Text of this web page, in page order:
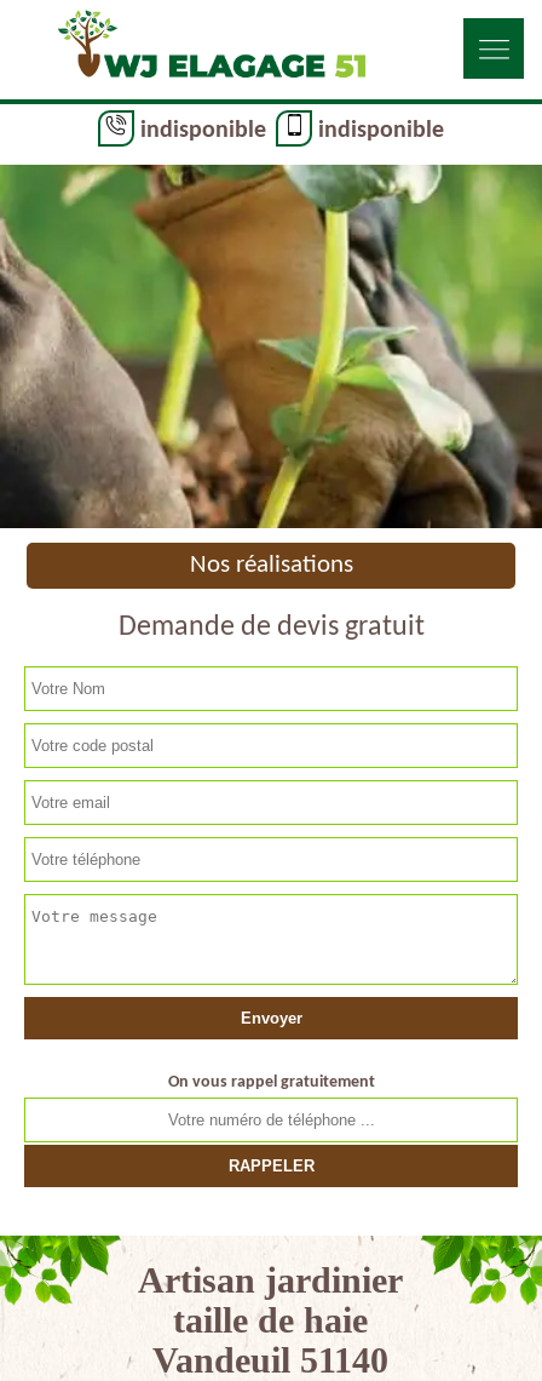
indisponible indisponible
Nos réalisations
Demande de devis gratuit
On vous rappel gratuitement
Artisan jardinier
taille de haie
Vandeuil 51140